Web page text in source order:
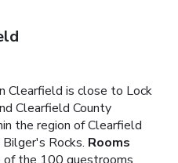
Clearfield is close to Lock
Clearfield County
the region of Clearfield
Rocks. Rooms